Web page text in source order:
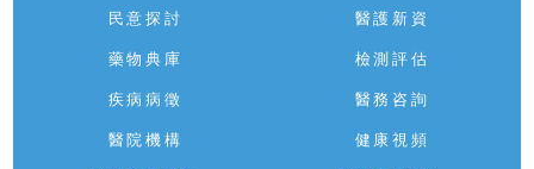
民意探討 醫護新資
藥物典庫 檢測評估
疾病病徵 醫務咨詢
醫院機構 健康視頻